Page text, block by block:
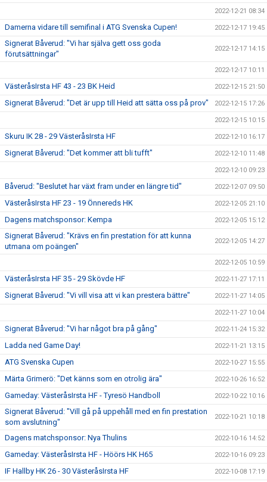
2022-12-21 08:34
Damerna vidare till semifinal i ATG Svenska Cupen! 2022-12-17 19:45
Signerat Båverud: "Vi har själva gett oss goda
förutsättningar"
2022-12-17 14:15
2022-12-17 10:11
VästeråsIrsta HF 43 - 23 BK Heid 2022-12-15 21:50
Signerat Båverud: "Det är upp till Heid att sätta oss på prov" 2022-12-15 17:26
2022-12-15 10:15
Skuru IK 28 - 29 VästeråsIrsta HF 2022-12-10 16:17
Signerat Båverud: "Det kommer att bli tufft" 2022-12-10 11:48
2022-12-10 09:23
Båverud: "Beslutet har växt fram under en längre tid" 2022-12-07 09:50
VästeråsIrsta HF 23 - 19 Önnereds HK 2022-12-05 21:10
Dagens matchsponsor: Kempa 2022-12-05 15:12
Signerat Båverud: "Krävs en fin prestation för att kunna
utmana om poängen"
2022-12-05 14:27
2022-12-05 10:59
VästeråsIrsta HF 35 - 29 Skövde HF 2022-11-27 17:11
Signerat Båverud: "Vi vill visa att vi kan prestera bättre" 2022-11-27 14:05
2022-11-27 10:04
Signerat Båverud: "Vi har något bra på gång" 2022-11-24 15:32
Ladda ned Game Day! 2022-11-21 13:15
ATG Svenska Cupen 2022-10-27 15:55
Märta Grimerö: "Det känns som en otrolig ära" 2022-10-26 16:52
Gameday: VästeråsIrsta HF - Tyresö Handboll 2022-10-22 10:16
Signerat Båverud: "Vill gå på uppehåll med en fin prestation
som avslutning"
2022-10-21 10:18
Dagens matchsponsor: Nya Thulins 2022-10-16 14:52
Gameday: VästeråsIrsta HF - Höörs HK H65 2022-10-16 09:23
IF Hallby HK 26 - 30 VästeråsIrsta HF 2022-10-08 17:19